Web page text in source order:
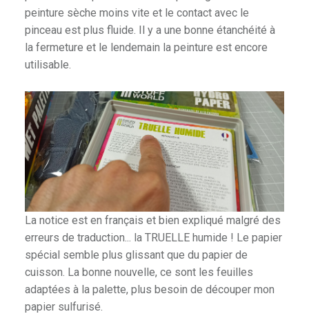
peinture sèche moins vite et le contact avec le
pinceau est plus fluide. Il y a une bonne étanchéité à
la fermeture et le lendemain la peinture est encore
utilisable.
La notice est en français et bien expliqué malgré des
erreurs de traduction... la TRUELLE humide ! Le papier
spécial semble plus glissant que du papier de
cuisson. La bonne nouvelle, ce sont les feuilles
adaptées à la palette, plus besoin de découper mon
papier sulfurisé.